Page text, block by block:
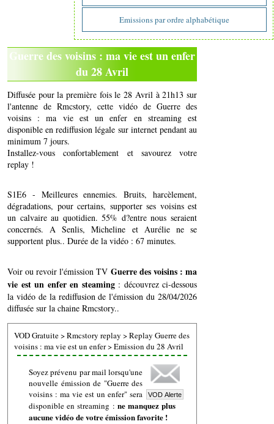
Emissions par ordre alphabétique
Guerre des voisins : ma vie est un enfer
du 28 Avril
Diffusée pour la première fois le 28 Avril à 21h13 sur
l'antenne de Rmcstory, cette vidéo de Guerre des
voisins : ma vie est un enfer en streaming est
disponible en rediffusion légale sur internet pendant au
minimum 7 jours.
Installez-vous confortablement et savourez votre
replay !
S1E6 - Meilleures ennemies. Bruits, harcèlement,
dégradations, pour certains, supporter ses voisins est
un calvaire au quotidien. 55% d?entre nous seraient
concernés. A Senlis, Micheline et Aurélie ne se
supportent plus.. Durée de la vidéo : 67 minutes.
Voir ou revoir l'émission TV Guerre des voisins : ma
vie est un enfer en steaming: découvrez ci-dessous
la vidéo de la rediffusion de l'émission du 28/04/2026
diffusée sur la chaine Rmcstory..
VOD Gratuite>Rmcstory replay >Replay Guerre des
voisins : ma vie est un enfer>Emission du 28 Avril
Soyez prévenu par mail lorsqu'une
nouvelle émission de "Guerre des
voisins : ma vie est un enfer" sera
disponible en streaming : ne manquez plus
aucune vidéo de votre émission favorite !